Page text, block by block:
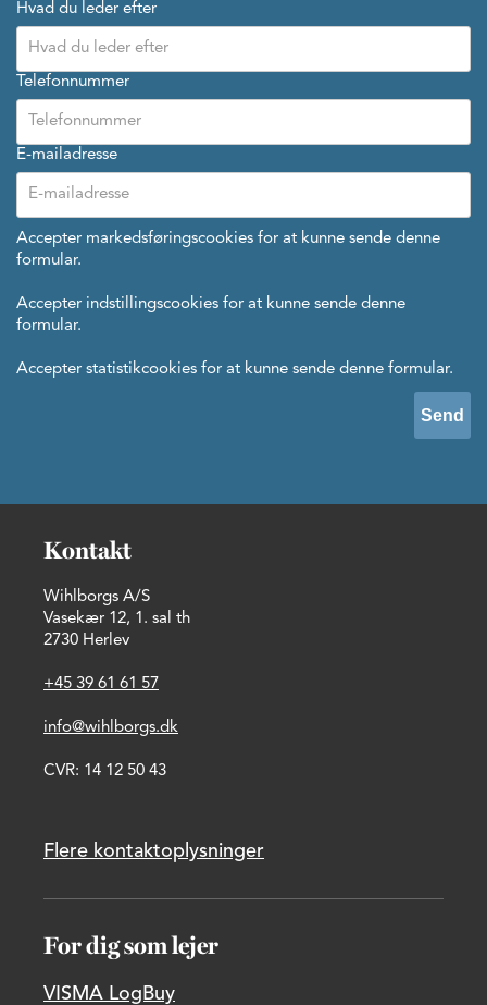
Hvad du leder efter
Telefonnummer
E-mailadresse
Accepter markedsføringscookies for at kunne sende denne
formular.
Accepter indstillingscookies for at kunne sende denne
formular.
Accepter statistikcookies for at kunne sende denne formular.
Kontakt
Wihlborgs A/S
Vasekær 12, 1. sal th
2730 Herlev
+45 39 61 61 57
info@wihlborgs.dk
CVR: 14 12 50 43
Flere kontaktoplysninger
For dig som lejer
VISMA LogBuy